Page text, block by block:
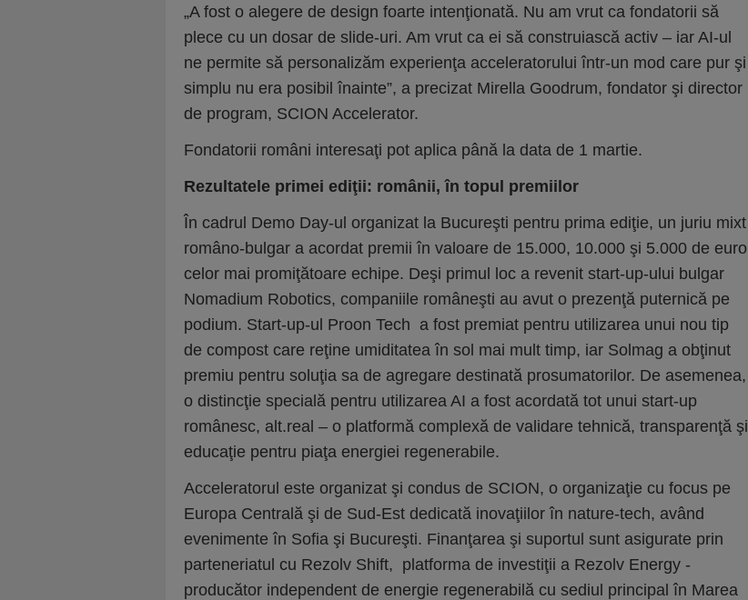
„A fost o alegere de design foarte intenţionată. Nu am vrut ca fondatorii să
plece cu un dosar de slide-uri. Am vrut ca ei să construiască activ – iar AI-ul
ne permite să personalizăm experienţa acceleratorului într-un mod care pur şi
simplu nu era posibil înainte”, a precizat Mirella Goodrum, fondator şi director
de program, SCION Accelerator.
Fondatorii români interesaţi pot aplica până la data de 1 martie.
Rezultatele primei ediţii: românii, în topul premiilor
În cadrul Demo Day-ul organizat la Bucureşti pentru prima ediţie, un juriu mixt
româno-bulgar a acordat premii în valoare de 15.000, 10.000 şi 5.000 de euro
celor mai promiţătoare echipe. Deşi primul loc a revenit start-up-ului bulgar
Nomadium Robotics, companiile româneşti au avut o prezenţă puternică pe
podium. Start-up-ul Proon Tech a fost premiat pentru utilizarea unui nou tip
de compost care reţine umiditatea în sol mai mult timp, iar Solmag a obţinut
premiu pentru soluţia sa de agregare destinată prosumatorilor. De asemenea,
o distincţie specială pentru utilizarea AI a fost acordată tot unui start-up
românesc, alt.real – o platformă complexă de validare tehnică, transparenţă şi
educaţie pentru piaţa energiei regenerabile.
Acceleratorul este organizat şi condus de SCION, o organizaţie cu focus pe
Europa Centrală şi de Sud-Est dedicată inovaţiilor în nature-tech, având
evenimente în Sofia şi Bucureşti. Finanţarea şi suportul sunt asigurate prin
parteneriatul cu Rezolv Shift, platforma de investiţii a Rezolv Energy -
producător independent de energie regenerabilă cu sediul principal în Marea